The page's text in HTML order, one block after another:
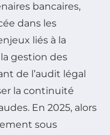
bancaires,
dans les
liés à la
gestion des
de l’audit légal
la continuité
En 2025, alors
sous